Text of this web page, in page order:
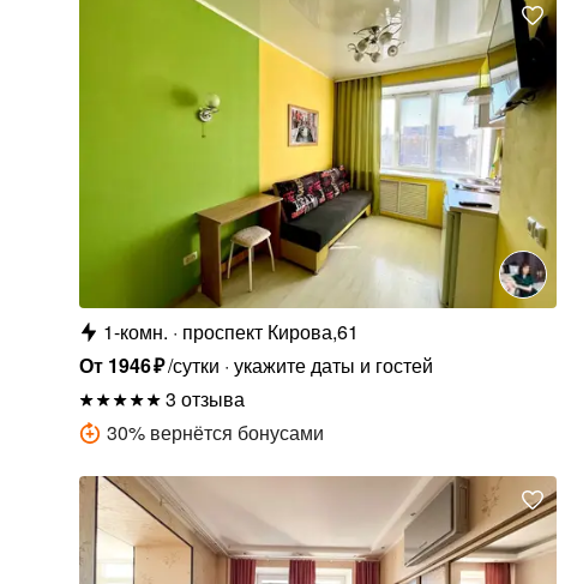
1-комн.
проспект Кирова,61
От 1946₽/сутки укажите даты и гостей
3 отзыва
30% вернётся бонусами